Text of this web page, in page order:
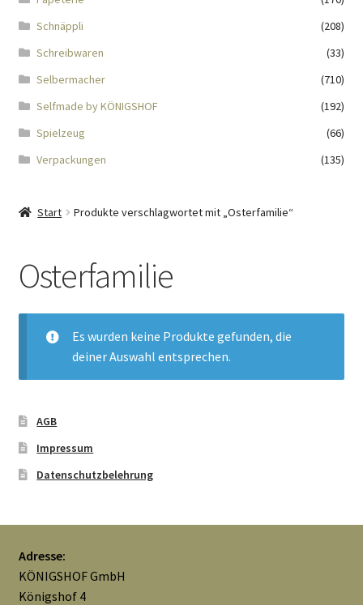
Echtheit von Bewertungen
Impressum
Kasse
KÖNIGSHOF-Lädeli
Kontaktformular
Kunden-/Mitarbeitergeschenke
Ladies-Night
Mein Konto
Schnäppli
(208)
Schreibwaren
(33)
Selbermacher
(710)
Selfmade by KÖNIGSHOF
(192)
Spielzeug
(66)
Verpackungen
(135)
Start Produkte verschlagwortet mit „Osterfamilie“
Osterfamilie
Es wurden keine Produkte gefunden, die
deiner Auswahl entsprechen.
AGB
Impressum
Datenschutzbelehrung
Adresse:
KÖNIGSHOF GmbH
Königshof 4